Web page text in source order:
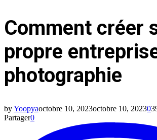
Comment créer
propre
photographie
byYoopyaoctobre 10, 2023octobre 10, 20230
Partager0